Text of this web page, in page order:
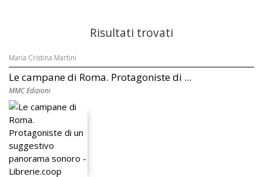
Risultati trovati
Maria Cristina Martini
Le campane di Roma. Protagoniste di ...
MMC Edizioni